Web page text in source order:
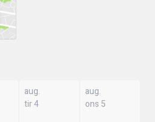
aug.
tir 4
aug.
ons 5